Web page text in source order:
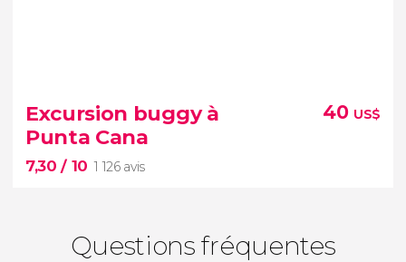
2 068 avis
balade en bateau
paysages paradisiaques
Excursion buggy à
Punta Cana
7,30/ 10 1 126 avis
40 US$
Questions fréquentes